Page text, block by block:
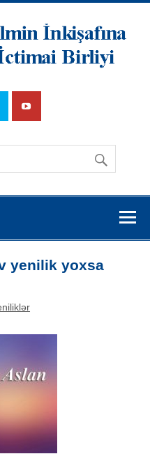
İnkişafına
Dətsək İctimai
Birliyi
yenilik yoxsa